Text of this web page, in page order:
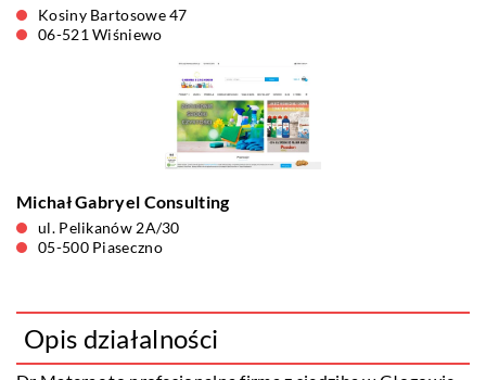
Kosiny Bartosowe 47
06-521 Wiśniewo
Michał Gabryel Consulting
ul. Pelikanów 2A/30
05-500 Piaseczno
Opis działalności